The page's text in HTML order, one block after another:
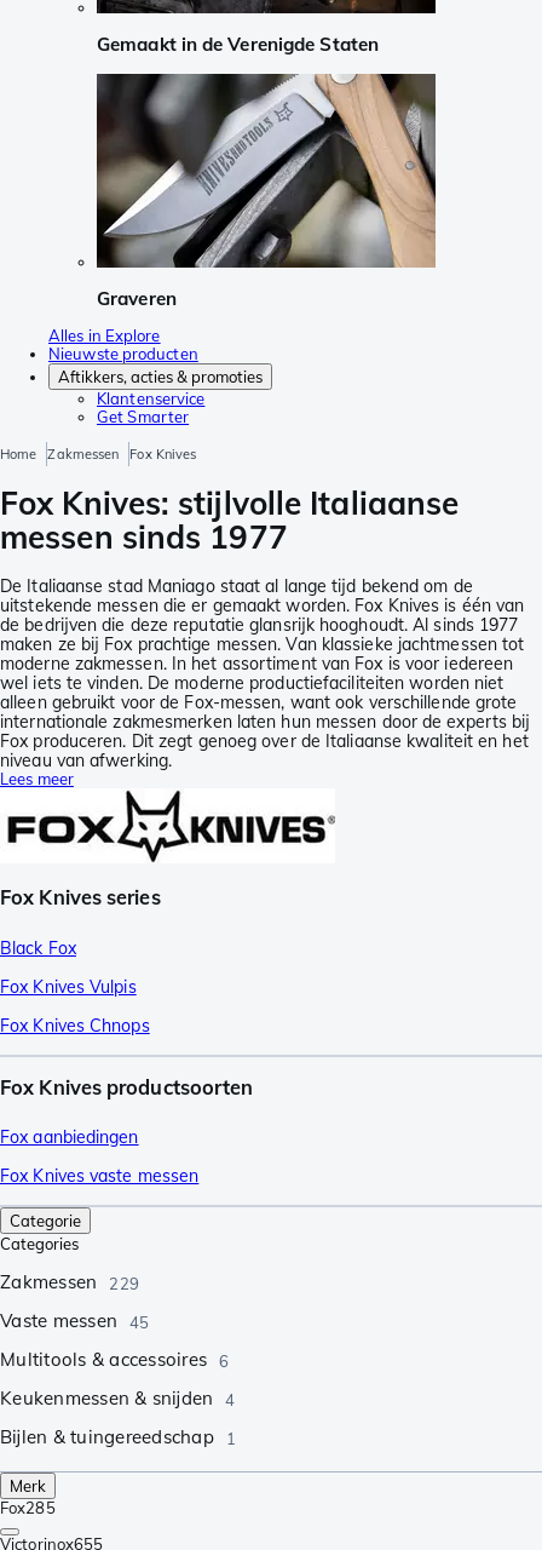
Gemaakt in de Verenigde Staten
Graveren
Alles in Explore
Nieuwste producten
Aftikkers, acties & promoties
Klantenservice
Get Smarter
Home Zakmessen Fox Knives
Fox Knives: stijlvolle Italiaanse
messen sinds 1977
De Italiaanse stad Maniago staat al lange tijd bekend om de
uitstekende messen die er gemaakt worden. Fox Knives is één van
de bedrijven die deze reputatie glansrijk hooghoudt. Al sinds 1977
maken ze bij Fox prachtige messen. Van klassieke jachtmessen tot
moderne zakmessen. In het assortiment van Fox is voor iedereen
wel iets te vinden. De moderne productiefaciliteiten worden niet
alleen gebruikt voor de Fox-messen, want ook verschillende grote
internationale zakmesmerken laten hun messen door de experts bij
Fox produceren. Dit zegt genoeg over de Italiaanse kwaliteit en het
niveau van afwerking.
Lees meer
Fox Knives series
Black Fox
Fox Knives Vulpis
Fox Knives Chnops
Fox Knives productsoorten
Fox aanbiedingen
Fox Knives vaste messen
Categorie
Categories
Zakmessen 229
Vaste messen 45
Multitools & accessoires 6
Keukenmessen & snijden 4
Bijlen & tuingereedschap 1
Merk
Fox285
Victorinox655